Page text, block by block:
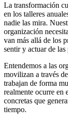
La transformación
en los talleres
nadie las mira.
organización
van más allá de los
sentir y actuar de las
Entendemos a las
movilizan a través
trabajan de forma
realmente ocurre en
concretas que
tiempo.